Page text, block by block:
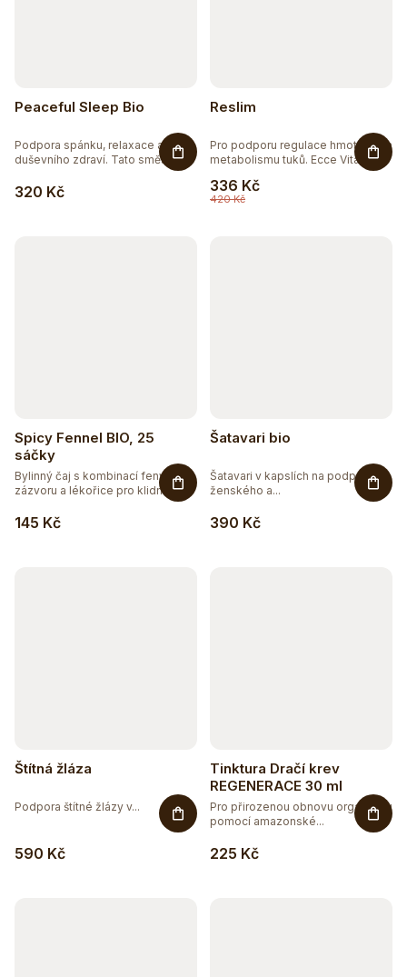
Peaceful Sleep Bio
320 Kč
Podpora spánku, relaxace a
duševního zdraví. Tato směs z...
Reslim
420 Kč
336 Kč
Pro podporu regulace hmotnosti a
metabolismu tuků. Ecce Vita...
Spicy Fennel BIO, 25
sáčky
145 Kč
Bylinný čaj s kombinací fenyklu,
zázvoru a lékořice pro klidné...
Šatavari bio
390 Kč
Šatavari v kapslích na podporu
ženského a...
Štítná žláza
590 Kč
Podpora štítné žlázy v...
Tinktura Dračí krev
REGENERACE 30 ml
225 Kč
Pro přirozenou obnovu organismu
pomocí amazonské...